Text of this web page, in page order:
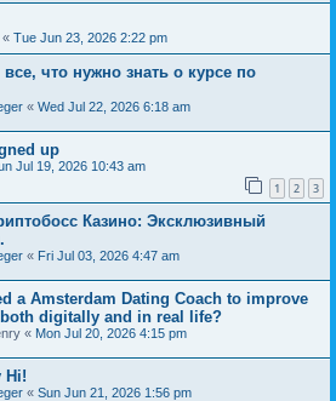
« Tue Jun 23, 2026 2:22 pm
что нужно знать о курсе по
« Wed Jul 22, 2026 6:18 am
up
Jul 19, 2026 10:43 am
1 2 3
Казино: Эксклюзивный
« Fri Jul 03, 2026 4:47 am
a Amsterdam Dating Coach to improve
digitally and in real life?
« Mon Jul 20, 2026 4:15 pm
Hi!
« Sun Jun 21, 2026 1:56 pm